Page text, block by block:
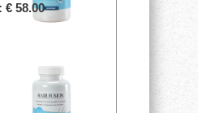
€ 58.00